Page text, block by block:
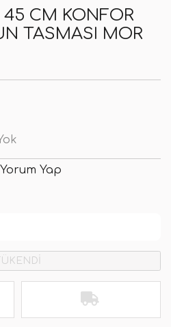
45 CM KONFOR
TASMASI MOR
Yorum Yap
TÜKENDİ